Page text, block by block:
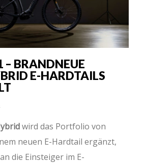
BRANDNEUE
E-HARDTAILS
wird das Portfolio von
neuen E-Hardtail ergänzt,
die Einsteiger im E-